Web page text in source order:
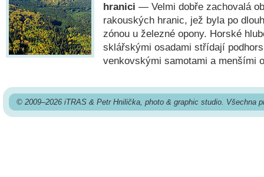
hranici — Velmi dobře zachovalá
rakouských hranic, jež byla po
zónou u železné opony. Horské
sklářskými osadami střídají
venkovskými samotami a menšími
© 2009–2026 iTRAS & Petr Hnilička, photo & graphic studio. Všechna